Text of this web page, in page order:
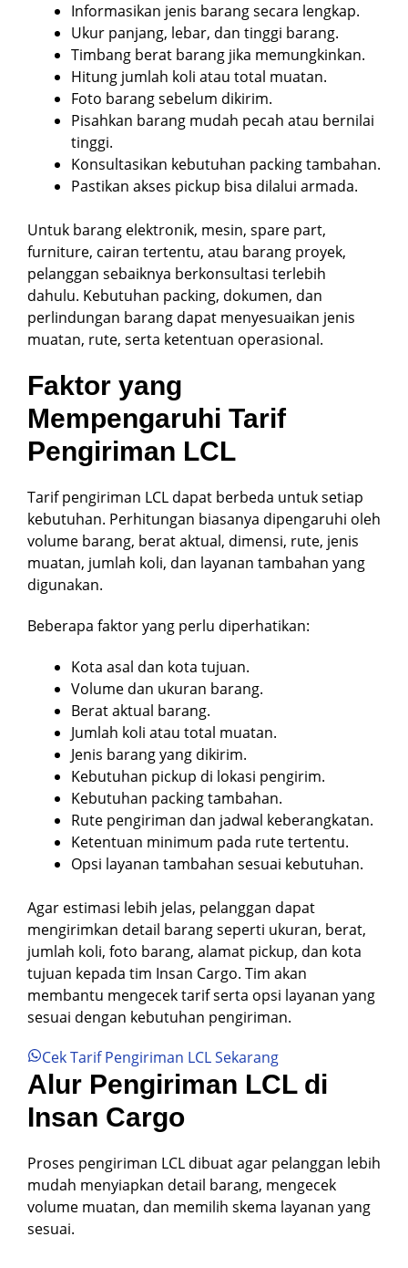
Informasikan jenis barang secara lengkap.
Ukur panjang, lebar, dan tinggi barang.
Timbang berat barang jika memungkinkan.
Hitung jumlah koli atau total muatan.
Foto barang sebelum dikirim.
Pisahkan barang mudah pecah atau bernilai
tinggi.
Konsultasikan kebutuhan packing tambahan.
Pastikan akses pickup bisa dilalui armada.
Untuk barang elektronik, mesin, spare part,
furniture, cairan tertentu, atau barang proyek,
pelanggan sebaiknya berkonsultasi terlebih
dahulu. Kebutuhan packing, dokumen, dan
perlindungan barang dapat menyesuaikan jenis
muatan, rute, serta ketentuan operasional.
Faktor yang
Mempengaruhi Tarif
Pengiriman LCL
Tarif pengiriman LCL dapat berbeda untuk setiap
kebutuhan. Perhitungan biasanya dipengaruhi oleh
volume barang, berat aktual, dimensi, rute, jenis
muatan, jumlah koli, dan layanan tambahan yang
digunakan.
Beberapa faktor yang perlu diperhatikan:
Kota asal dan kota tujuan.
Volume dan ukuran barang.
Berat aktual barang.
Jumlah koli atau total muatan.
Jenis barang yang dikirim.
Kebutuhan pickup di lokasi pengirim.
Kebutuhan packing tambahan.
Rute pengiriman dan jadwal keberangkatan.
Ketentuan minimum pada rute tertentu.
Opsi layanan tambahan sesuai kebutuhan.
Agar estimasi lebih jelas, pelanggan dapat
mengirimkan detail barang seperti ukuran, berat,
jumlah koli, foto barang, alamat pickup, dan kota
tujuan kepada tim Insan Cargo. Tim akan
membantu mengecek tarif serta opsi layanan yang
sesuai dengan kebutuhan pengiriman.
Cek Tarif Pengiriman LCL Sekarang
Alur Pengiriman LCL di
Insan Cargo
Proses pengiriman LCL dibuat agar pelanggan lebih
mudah menyiapkan detail barang, mengecek
volume muatan, dan memilih skema layanan yang
sesuai.